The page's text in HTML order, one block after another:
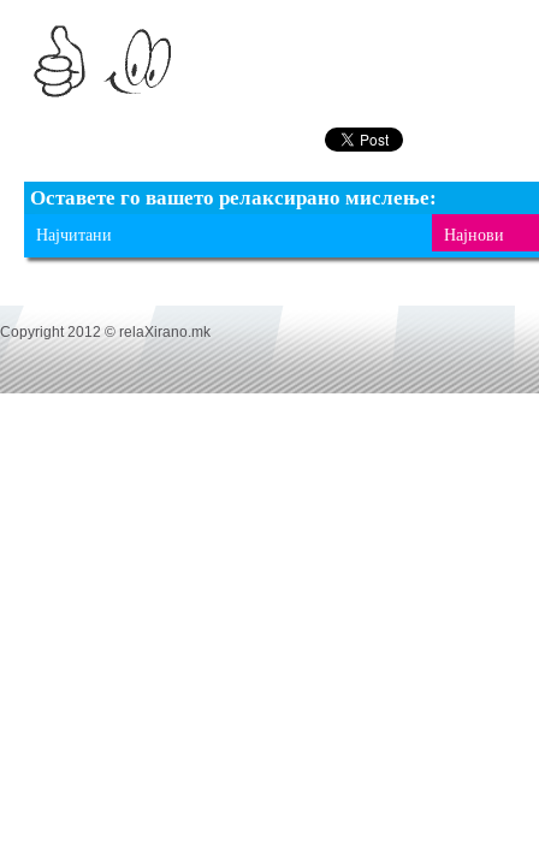
Оставете го вашето релаксирано мислење:
Најчитани Најнови
Copyright 2012 © relaXirano.mk